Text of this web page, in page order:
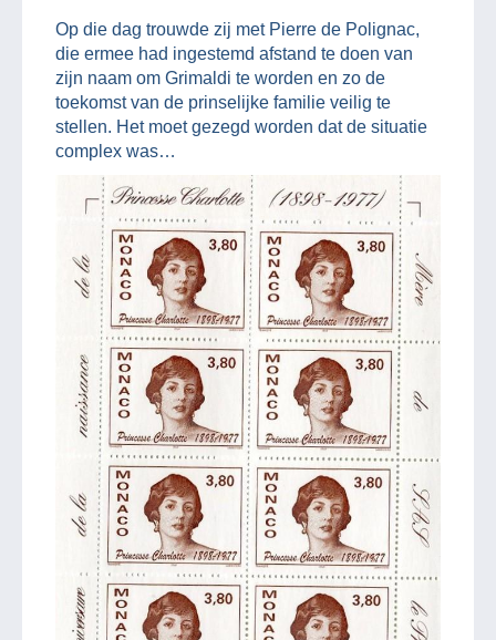
Op die dag trouwde zij met Pierre de Polignac,
die ermee had ingestemd afstand te doen van
zijn naam om Grimaldi te worden en zo de
toekomst van de prinselijke familie veilig te
stellen. Het moet gezegd worden dat de situatie
complex was…